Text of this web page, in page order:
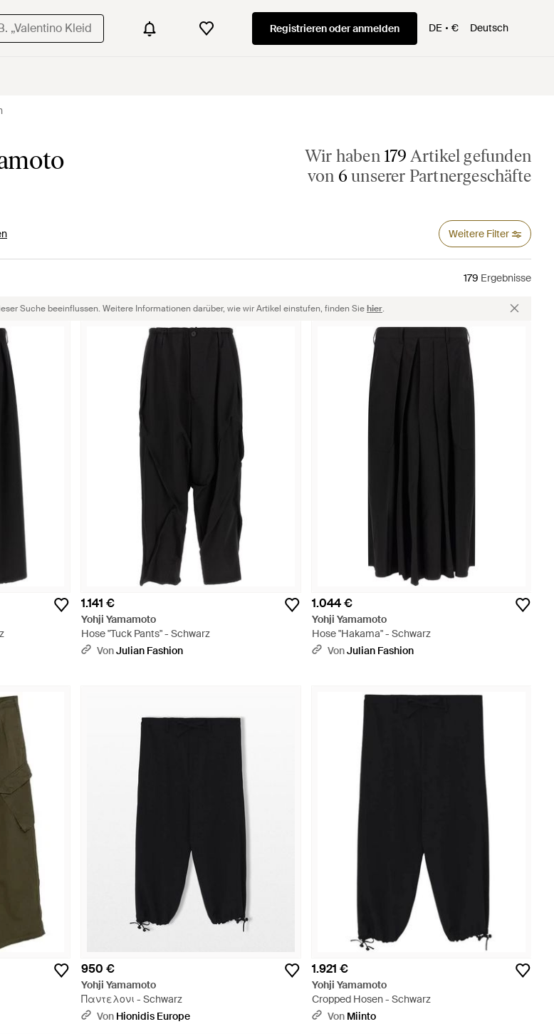
Registrieren oder anmelden DE € Deutsch
Wir haben 179 Artikel gefunden
von 6 unserer Partnergeschäfte
Weitere Filter
179 Ergebnisse
Suche beeinflussen. Weitere Informationen darüber, wie wir Artikel einstufen, finden Siehier.
1.141 €
Yohji Yamamoto
Hose "Tuck Pants" - Schwarz
VonJulian Fashion
1.044 €
Yohji Yamamoto
Hose "Hakama" - Schwarz
VonJulian Fashion
950 €
Yohji Yamamoto
Παντελονι - Schwarz
Von Hionidis Europe
1.921 €
Yohji Yamamoto
Cropped Hosen - Schwarz
Von Miinto